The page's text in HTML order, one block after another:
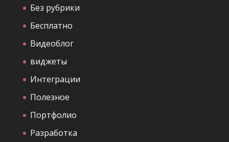
Без рубрики
Бесплатно
Видеоблог
виджеты
Интеграции
Полезное
Портфолио
Разработка